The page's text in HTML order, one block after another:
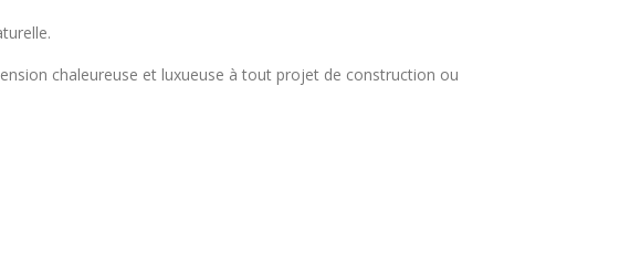
chaleureuse et luxueuse à tout projet de construction ou